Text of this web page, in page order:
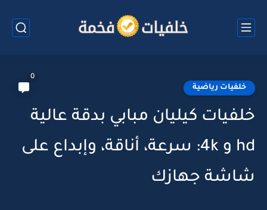
خلفيات رياضية
0
خلفيات كيليان مبابي بدقة عالية
hd و 4k: سرعة، أناقة، وإبداع على
شاشة جهازك